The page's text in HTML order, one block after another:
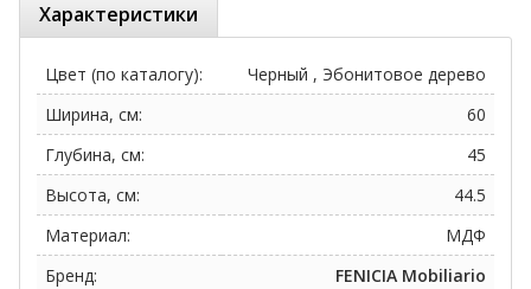
Характеристики
Цвет (по каталогу):
Черный , Эбонитовое дерево
Ширина, см:
60
Глубина, см:
45
Высота, см:
44.5
Материал:
МДФ
Бренд:
FENICIA Mobiliario